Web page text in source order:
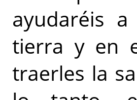
ayudaréis
tierra y en
traerles la